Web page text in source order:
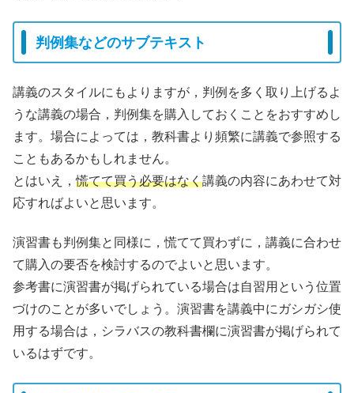
判例集などのサブテキスト
講義のスタイルにもよりますが，判例を多く取り上げるよ
うな講義の場合，判例集を購入しておくことをおすすめし
ます。場合によっては，教科書より頻繁に講義で参照する
こともあるかもしれません。
とはいえ，慌てて買う必要はなく講義の内容にあわせて対
応すればよいと思います。
演習書も判例集と同様に，慌てて買わずに，講義に合わせ
て購入の要否を検討するのでよいと思います。
参考書に演習書が掲げられている場合は自習用という位置
づけのことが多いでしょう。演習書を講義中にガシガシ使
用する場合は，シラバスの教科書欄に演習書が掲げられて
いるはずです。